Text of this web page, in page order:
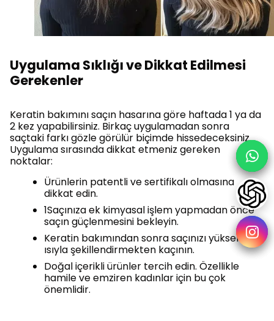
Uygulama Sıklığı ve Dikkat Edilmesi
Gerekenler
Keratin bakımını saçın hasarına göre haftada 1 ya da
2 kez yapabilirsiniz. Birkaç uygulamadan sonra
saçtaki farkı gözle görülür biçimde hissedeceksiniz.
Uygulama sırasında dikkat etmeniz gereken
noktalar:
Ürünlerin patentli ve sertifikalı olmasına
dikkat edin.
1Saçınıza ek kimyasal işlem yapmadan önce
saçın güçlenmesini bekleyin.
Keratin bakımından sonra saçınızı yüksek
ısıyla şekillendirmekten kaçının.
Doğal içerikli ürünler tercih edin. Özellikle
hamile ve emziren kadınlar için bu çok
önemlidir.